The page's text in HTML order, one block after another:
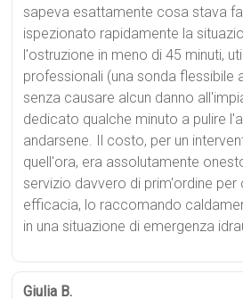
sapeva esattamente cosa stava
ispezionato rapidamente la
l'ostruzione in meno di 45 minuti,
professionali (una sonda flessibile
senza causare alcun danno
dedicato qualche minuto a pulire
andarsene. Il costo, per un
quell'ora, era assolutamente
servizio davvero di prim'ordine per
efficacia, lo raccomando
in una situazione di emergenza
Giulia B.